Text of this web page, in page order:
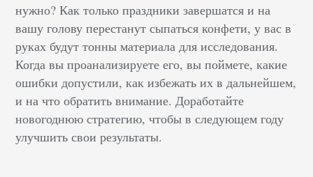
нужно? Как только праздники завершатся и на
вашу голову перестанут сыпаться конфети, у вас в
руках будут тонны материала для исследования.
Когда вы проанализируете его, вы поймете, какие
ошибки допустили, как избежать их в дальнейшем,
и на что обратить внимание. Доработайте
новогоднюю стратегию, чтобы в следующем году
улучшить свои результаты.